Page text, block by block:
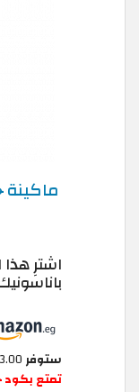
اشترِ
ستوفر
تمتع بكود خصم 10%